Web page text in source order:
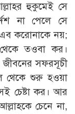
হুকুমেই সে
না পেলে সে
করোনাকে নয়;
তওবা কর।
জীবনের সফরসূচী
থেকে শুরু হওয়া
চেষ্টা কর। আর
চেনে না,